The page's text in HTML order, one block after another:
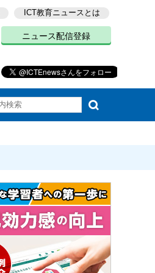
ICT教育ニュースとは
ニュース配信登録